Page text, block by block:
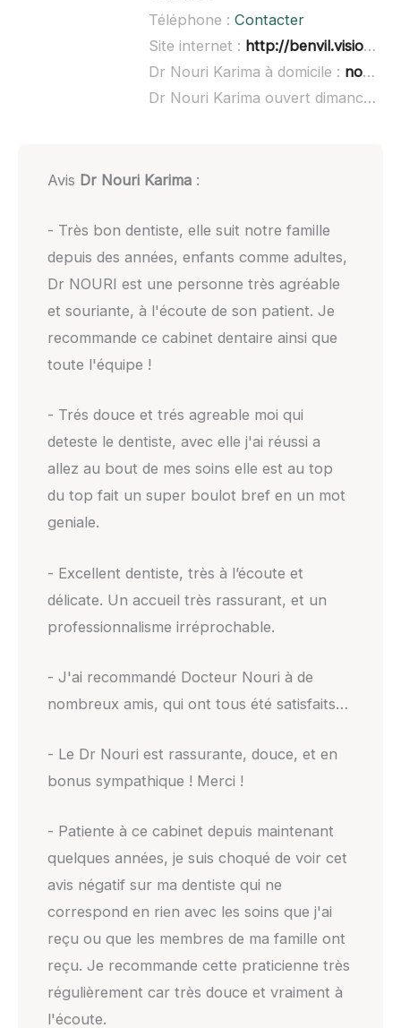
Téléphone : Contacter
Site internet : http://benvil.visioweb.com/
Dr Nouri Karima à domicile : non renseigné
Dr Nouri Karima ouvert dimanche :
Avis Dr Nouri Karima:
- Très bon dentiste, elle suit notre famille
depuis des années, enfants comme adultes,
Dr NOURI est une personne très agréable
et souriante, à l'écoute de son patient. Je
recommande ce cabinet dentaire ainsi que
toute l'équipe !
- Trés douce et trés agreable moi qui
deteste le dentiste, avec elle j'ai réussi a
allez au bout de mes soins elle est au top
du top fait un super boulot bref en un mot
geniale.
- Excellent dentiste, très à l’écoute et
délicate. Un accueil très rassurant, et un
professionnalisme irréprochable.
- J'ai recommandé Docteur Nouri à de
nombreux amis, qui ont tous été satisfaits…
- Le Dr Nouri est rassurante, douce, et en
bonus sympathique ! Merci !
- Patiente à ce cabinet depuis maintenant
quelques années, je suis choqué de voir cet
avis négatif sur ma dentiste qui ne
correspond en rien avec les soins que j'ai
reçu ou que les membres de ma famille ont
reçu. Je recommande cette praticienne très
régulièrement car très douce et vraiment à
l'écoute.